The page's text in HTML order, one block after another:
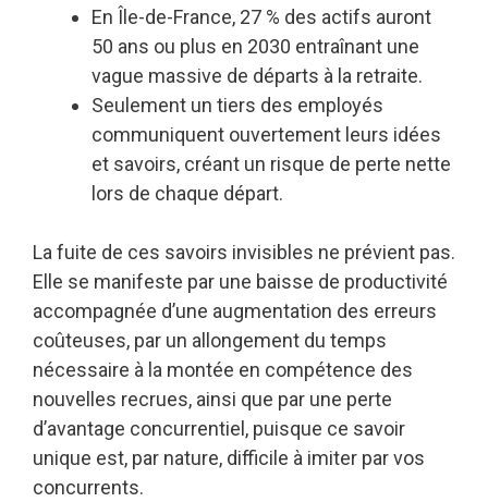
En Île-de-France, 27 % des actifs auront
50 ans ou plus en 2030 entraînant une
vague massive de départs à la retraite.
Seulement un tiers des employés
communiquent ouvertement leurs idées
et savoirs, créant un risque de perte nette
lors de chaque départ.
La fuite de ces savoirs invisibles ne prévient pas.
Elle se manifeste par une baisse de productivité
accompagnée d’une augmentation des erreurs
coûteuses, par un allongement du temps
nécessaire à la montée en compétence des
nouvelles recrues, ainsi que par une perte
d’avantage concurrentiel, puisque ce savoir
unique est, par nature, difficile à imiter par vos
concurrents.